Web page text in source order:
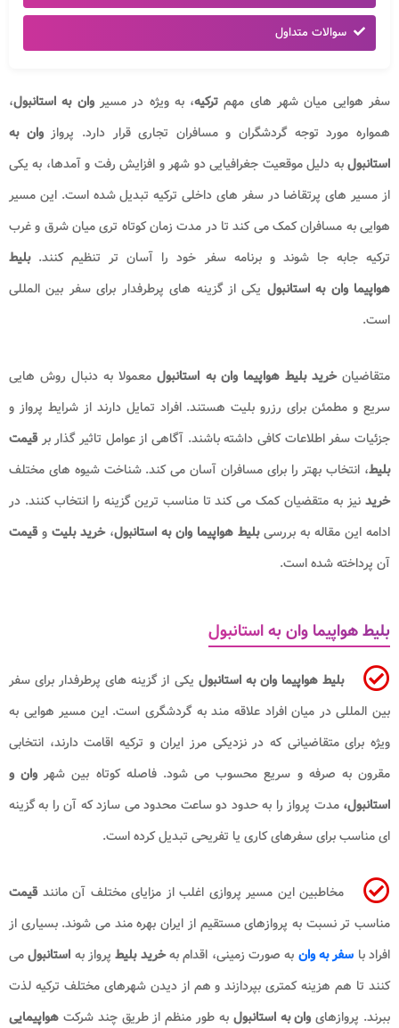
سوالات متداول
سفر هوایی میان شهر های مهم ترکیه، به ویژه در مسیروان به استانبول،
همواره مورد توجه گردشگران و مسافران تجاری قرار دارد. پروازوان به
استانبولبه دلیل موقعیت جغرافیایی دو شهر و افزایش رفت و آمدها، به یکی
از مسیر های پرتقاضا در سفر های داخلی ترکیه تبدیل شده است. این مسیر
هوایی به مسافران کمک می کند تا در مدت زمان کوتاه تری میان شرق و غرب
ترکیه جابه جا شوند و برنامه سفر خود را آسان تر تنظیم کنند.بلیط
هواپیما وان به استانبول یکی از گزینه های پرطرفدار برای سفر بین المللی
است.
متقاضیانخرید بلیط هواپیما وان به استانبول معمولا به دنبال روش هایی
سریع و مطمئن برای رزرو بلیت هستند. افراد تمایل دارند از شرایط پرواز و
جزئیات سفر اطلاعات کافی داشته باشند. آگاهی از عوامل تاثیر گذار برقیمت
بلیط، انتخاب بهتر را برای مسافران آسان می کند. شناخت شیوه های مختلف
خرید نیز به متقضیان کمک می کند تا مناسب ترین گزینه را انتخاب کنند. در
ادامه این مقاله به بررسیبلیط هواپیما وان به استانبول، خرید بلیت وقیمت
آن پرداخته شده است.
بلیط هواپیما وان به استانبول
بلیط هواپیما وان به استانبول یکی از گزینه های پرطرفدار برای سفر
بین المللی در میان افراد علاقه مند به گردشگری است. این مسیر هوایی به
ویژه برای متقاضیانی که در نزدیکی مرز ایران و ترکیه اقامت دارند، انتخابی
مقرون به صرفه و سریع محسوب می شود. فاصله کوتاه بین شهر وان و
استانبول، مدت پرواز را به حدود دو ساعت محدود می سازد که آن را به گزینه
ای مناسب برای سفرهای کاری یا تفریحی تبدیل کرده است.
مخاطبین این مسیر پروازی اغلب از مزایای مختلف آن مانندقیمت
مناسب تر نسبت به پروازهای مستقیم از ایران بهره مند می شوند. بسیاری از
افراد با سفر به وان به صورت زمینی، اقدام بهخرید بلیط پرواز به استانبولمی
کنند تا هم هزینه کمتری بپردازند و هم از دیدن شهرهای مختلف ترکیه لذت
ببرند. پروازهای وان به استانبولبه طور منظم از طریق چند شرکت هواپیمایی